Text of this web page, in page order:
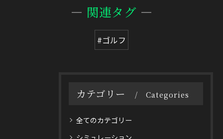
関連タグ
#ゴルフ
カテゴリー Categories
全てのカテゴリー